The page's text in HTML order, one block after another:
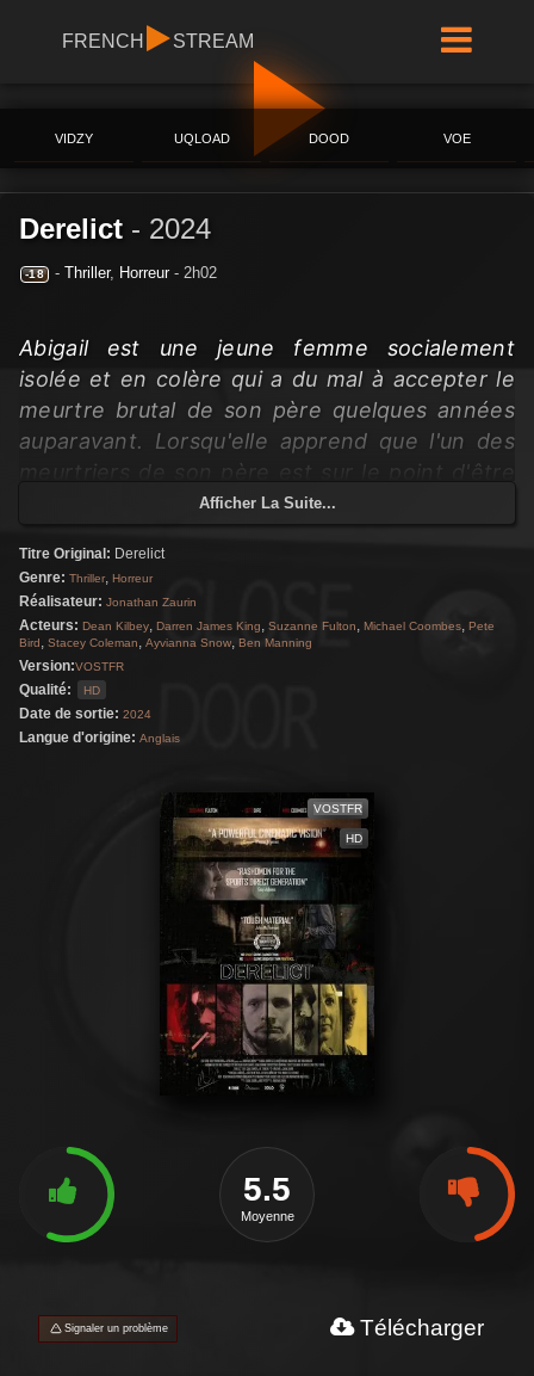
FRENCH STREAM
VIDZY UQLOAD DOOD VOE
Derelict - 2024
-18 - Thriller, Horreur - 2h02
Abigail est une jeune femme socialement
isolée et en colère qui a du mal à accepter le
meurtre brutal de son père quelques années
auparavant. Lorsqu'elle apprend que l'un des
meurtriers de son père est sur le point d'être
libéré de prison, Abi s'engage sur la voie de la
vie est bouleversée par le retour de son frère
Ewan. Les destins de ces âmes perdues se
croisent d'une manière qui va tragiquement
façonner leurs vies.
Afficher La Suite...
Titre Original: Derelict
Genre: Thriller, Horreur
Réalisateur: Jonathan Zaurin
Acteurs: Dean Kilbey, Darren James King, Suzanne Fulton, Michael Coombes, Pete
Bird, Stacey Coleman, Ayvianna Snow, Ben Manning
Version:VOSTFR
Qualité: HD
Date de sortie: 2024
Langue d'origine: Anglais
VOSTFR
HD
5.5
Moyenne
Signaler un problème Télécharger